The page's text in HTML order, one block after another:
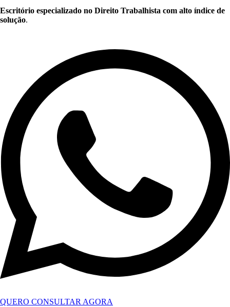
Escritório especializado no Direito Trabalhista com alto índice de
solução.
QUERO CONSULTAR AGORA